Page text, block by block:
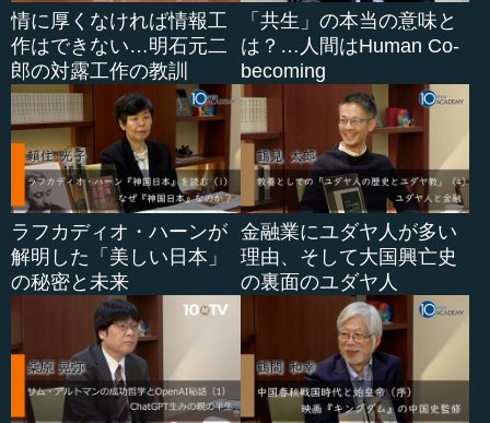
情に厚くなければ情報工
作はできない…明石元二
郎の対露工作の教訓
「共生」の本当の意味と
は？…人間はHuman Co-
becoming
ラフカディオ・ハーンが
解明した「美しい日本」
の秘密と未来
金融業にユダヤ人が多い
理由、そして大国興亡史
の裏面のユダヤ人